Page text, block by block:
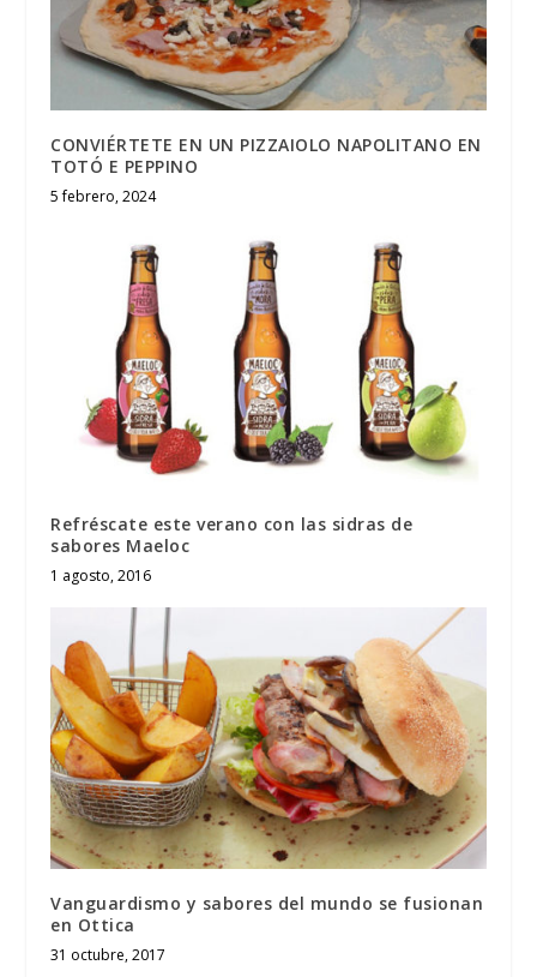
CONVIÉRTETE EN UN PIZZAIOLO NAPOLITANO EN
TOTÓ E PEPPINO
5 febrero, 2024
Refréscate este verano con las sidras de
sabores Maeloc
1 agosto, 2016
Vanguardismo y sabores del mundo se fusionan
en Ottica
31 octubre, 2017